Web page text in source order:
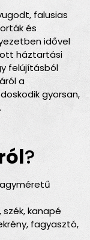
falusias
és
idővel
háztartási
felújításból
a
gyorsan,
?
szék, kanapé
fagyasztó,